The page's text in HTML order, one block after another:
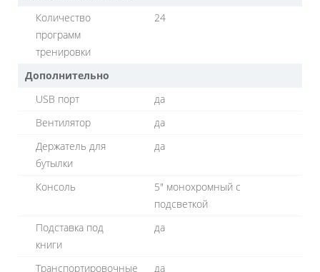
Количество
программ
тренировки
24
Дополнительно
USB порт
да
Вентилятор
да
Держатель для
бутылки
да
Консоль
5" монохромный с
подсветкой
Подставка под
книги
да
Транспортировочные
да